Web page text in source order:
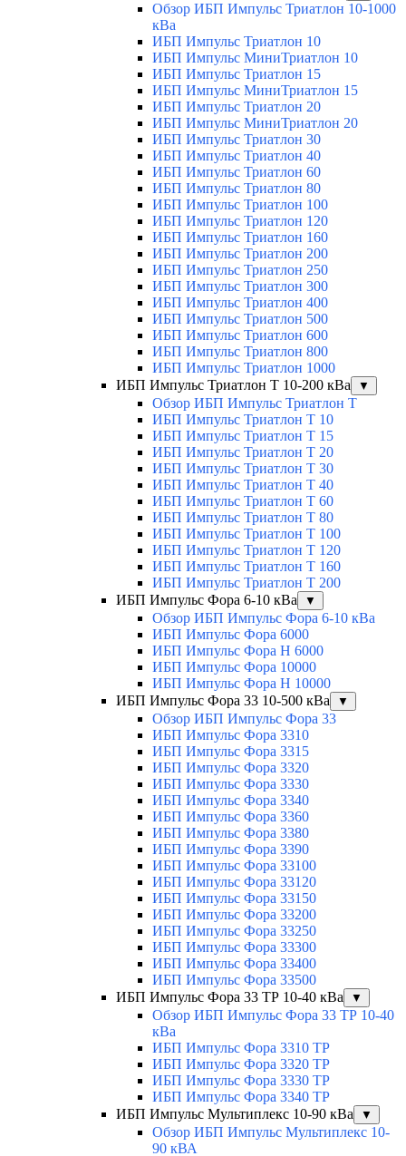
Обзор ИБП Импульс Триатлон 10-1000
кВа
ИБП Импульс Триатлон 10
ИБП Импульс МиниТриатлон 10
ИБП Импульс Триатлон 15
ИБП Импульс МиниТриатлон 15
ИБП Импульс Триатлон 20
ИБП Импульс МиниТриатлон 20
ИБП Импульс Триатлон 30
ИБП Импульс Триатлон 40
ИБП Импульс Триатлон 60
ИБП Импульс Триатлон 80
ИБП Импульс Триатлон 100
ИБП Импульс Триатлон 120
ИБП Импульс Триатлон 160
ИБП Импульс Триатлон 200
ИБП Импульс Триатлон 250
ИБП Импульс Триатлон 300
ИБП Импульс Триатлон 400
ИБП Импульс Триатлон 500
ИБП Импульс Триатлон 600
ИБП Импульс Триатлон 800
ИБП Импульс Триатлон 1000
ИБП Импульс Триатлон Т 10-200 кВа
▼
Обзор ИБП Импульс Триатлон Т
ИБП Импульс Триатлон Т 10
ИБП Импульс Триатлон Т 15
ИБП Импульс Триатлон Т 20
ИБП Импульс Триатлон Т 30
ИБП Импульс Триатлон Т 40
ИБП Импульс Триатлон Т 60
ИБП Импульс Триатлон Т 80
ИБП Импульс Триатлон Т 100
ИБП Импульс Триатлон Т 120
ИБП Импульс Триатлон Т 160
ИБП Импульс Триатлон Т 200
ИБП Импульс Фора 6-10 кВа
▼
Обзор ИБП Импульс Фора 6-10 кВа
ИБП Импульс Фора 6000
ИБП Импульс Фора H 6000
ИБП Импульс Фора 10000
ИБП Импульс Фора H 10000
ИБП Импульс Фора 33 10-500 кВа
▼
Обзор ИБП Импульс Фора 33
ИБП Импульс Фора 3310
ИБП Импульс Фора 3315
ИБП Импульс Фора 3320
ИБП Импульс Фора 3330
ИБП Импульс Фора 3340
ИБП Импульс Фора 3360
ИБП Импульс Фора 3380
ИБП Импульс Фора 3390
ИБП Импульс Фора 33100
ИБП Импульс Фора 33120
ИБП Импульс Фора 33150
ИБП Импульс Фора 33200
ИБП Импульс Фора 33250
ИБП Импульс Фора 33300
ИБП Импульс Фора 33400
ИБП Импульс Фора 33500
ИБП Импульс Фора 33 ТР 10-40 кВа
▼
Обзор ИБП Импульс Фора 33 ТР 10-40
кВа
ИБП Импульс Фора 3310 ТР
ИБП Импульс Фора 3320 ТР
ИБП Импульс Фора 3330 ТР
ИБП Импульс Фора 3340 ТР
ИБП Импульс Мультиплекс 10-90 кВа
▼
Обзор ИБП Импульс Мультиплекс 10-
90 кВА